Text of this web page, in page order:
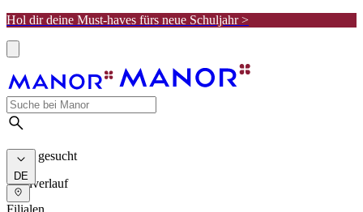
Hol dir deine Must-haves fürs neue Schuljahr >
Meist gesucht
Suchverlauf
DE